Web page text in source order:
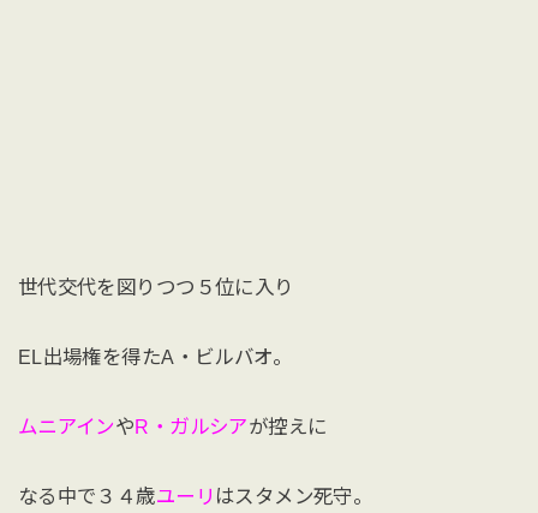
世代交代を図りつつ５位に入り
EL出場権を得たA・ビルバオ。
ムニアインやR・ガルシアが控えに
なる中で３４歳ユーリ はスタメン死守。